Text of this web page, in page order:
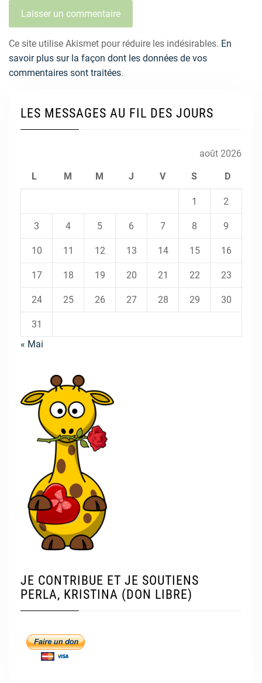
Ce site utilise Akismet pour réduire les indésirables. En
savoir plus sur la façon dont les données de vos
commentaires sont traitées.
LES MESSAGES AU FIL DES JOURS
août 2026
L M M J V S D
1 2
3 4 5 6 7 8 9
10 11 12 13 14 15 16
17 18 19 20 21 22 23
24 25 26 27 28 29 30
31
« Mai
JE CONTRIBUE ET JE SOUTIENS
PERLA, KRISTINA (DON LIBRE)